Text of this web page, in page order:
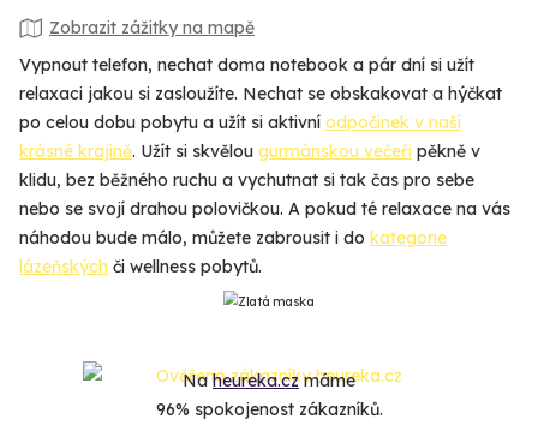
Zobrazit zážitky na mapě
Vypnout telefon, nechat doma notebook a pár dní si užít
relaxaci jakou si zasloužíte. Nechat se obskakovat a hýčkat
po celou dobu pobytu a užít si aktivní odpočinek v naší
krásné krajině. Užít si skvělou gurmánskou večeři pěkně v
klidu, bez běžného ruchu a vychutnat si tak čas pro sebe
nebo se svojí drahou polovičkou. A pokud té relaxace na vás
náhodou bude málo, můžete zabrousit i do kategorie
lázeňských či wellness pobytů.
Naheureka.czmáme
96% spokojenost zákazníků.